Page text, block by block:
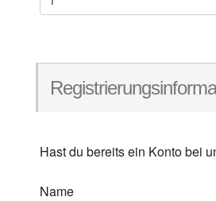
Hast du bereits ein Konto bei
Name